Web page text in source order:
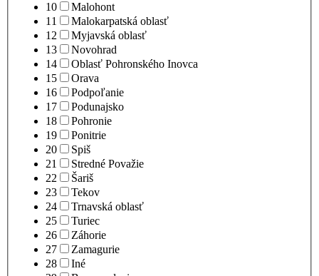
10
Malohont
11
Malokarpatská oblasť
12
Myjavská oblasť
13
Novohrad
14
Oblasť Pohronského Inovca
15
Orava
16
Podpoľanie
17
Podunajsko
18
Pohronie
19
Ponitrie
20
Spiš
21
Stredné Považie
22
Šariš
23
Tekov
24
Trnavská oblasť
25
Turiec
26
Záhorie
27
Zamagurie
28
Iné